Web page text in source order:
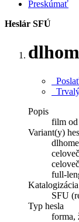
Preskúmať
Heslár SFÚ
Popis
film od
Variant(y)
full-
Katalogizácia
SFU
Typ hesla
forma,